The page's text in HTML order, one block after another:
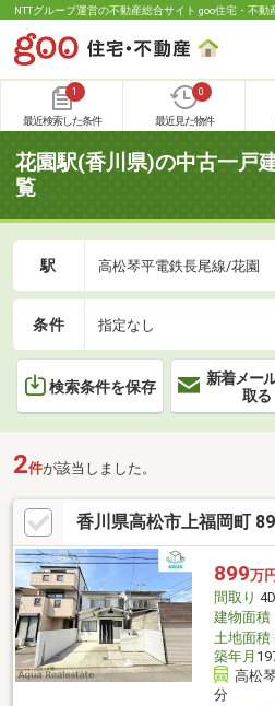
NTTグループ運営の不動産総合サイト goo住宅・不動
1
最近検索した条件
0
最近見た物件
花園駅(香川県)の中古一戸
覧
駅 高松琴平電鉄長尾線/花園
条件 指定なし
検索条件を保存
新着メー
取る
2件が該当しました。
香川県高松市上福岡町
899万円
間取り
建物面積
土地面積
築年月
高松
分